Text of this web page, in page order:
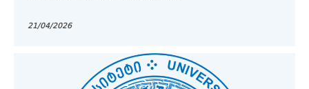
21/04/2026